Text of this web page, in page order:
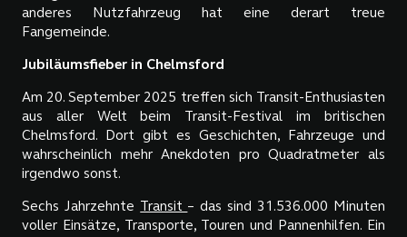
anderes Nutzfahrzeug hat eine derart treue
Fangemeinde.
Jubiläumsfieber in Chelmsford
Am 20. September 2025 treffen sich Transit-Enthusiasten
aus aller Welt beim Transit-Festival im britischen
Chelmsford. Dort gibt es Geschichten, Fahrzeuge und
wahrscheinlich mehr Anekdoten pro Quadratmeter als
irgendwo sonst.
Sechs Jahrzehnte Transit – das sind 31.536.000 Minuten
voller Einsätze, Transporte, Touren und Pannenhilfen. Ein